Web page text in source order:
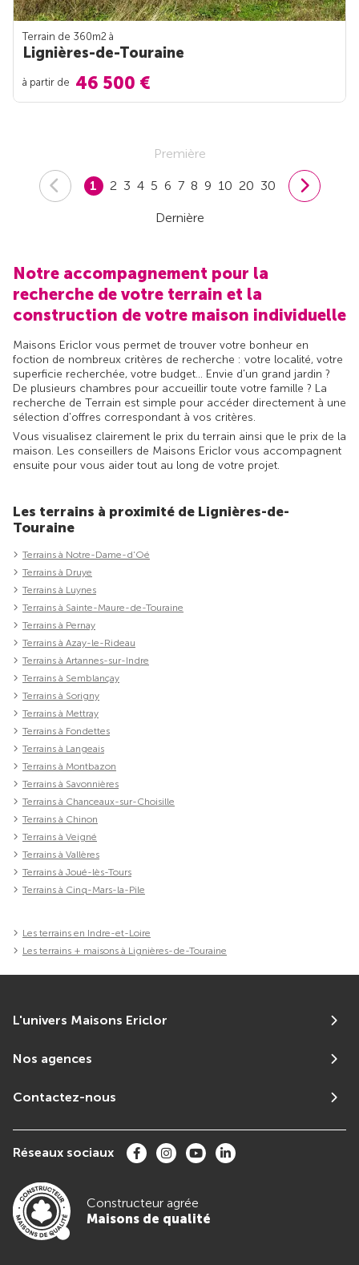
Terrain de 360m2 à
Lignières-de-Touraine
à partir de 46 500 €
Première
1 2 3 4 5 6 7 8 9 10 20 30
Dernière
Notre accompagnement pour la
recherche de votre terrain et la
construction de votre maison individuelle
Maisons Ericlor vous permet de trouver votre bonheur en
foction de nombreux critères de recherche : votre localité, votre
superficie recherchée, votre budget... Envie d'un grand jardin ?
De plusieurs chambres pour accueillir toute votre famille ? La
recherche de Terrain est simple pour accéder directement à une
sélection d'offres correspondant à vos critères.
Vous visualisez clairement le prix du terrain ainsi que le prix de la
maison. Les conseillers de Maisons Ericlor vous accompagnent
ensuite pour vous aider tout au long de votre projet.
Les terrains à proximité de Lignières-de-
Touraine
Terrains à Notre-Dame-d'Oé
Terrains à Druye
Terrains à Luynes
Terrains à Sainte-Maure-de-Touraine
Terrains à Pernay
Terrains à Azay-le-Rideau
Terrains à Artannes-sur-Indre
Terrains à Semblançay
Terrains à Sorigny
Terrains à Mettray
Terrains à Fondettes
Terrains à Langeais
Terrains à Montbazon
Terrains à Savonnières
Terrains à Chanceaux-sur-Choisille
Terrains à Chinon
Terrains à Veigné
Terrains à Vallères
Terrains à Joué-lès-Tours
Terrains à Cinq-Mars-la-Pile
Les terrains en Indre-et-Loire
Les terrains + maisons à Lignières-de-Touraine
L'univers Maisons Ericlor
Nos agences
Contactez-nous
Réseaux sociaux
Constructeur agrée
Maisons de qualité